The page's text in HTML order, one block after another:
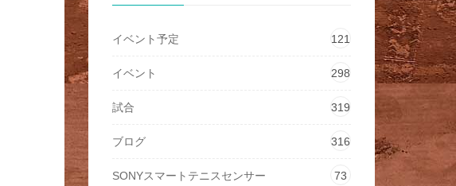
イベント予定 121
イベント 298
試合 319
ブログ 316
SONYスマートテニスセンサー 73